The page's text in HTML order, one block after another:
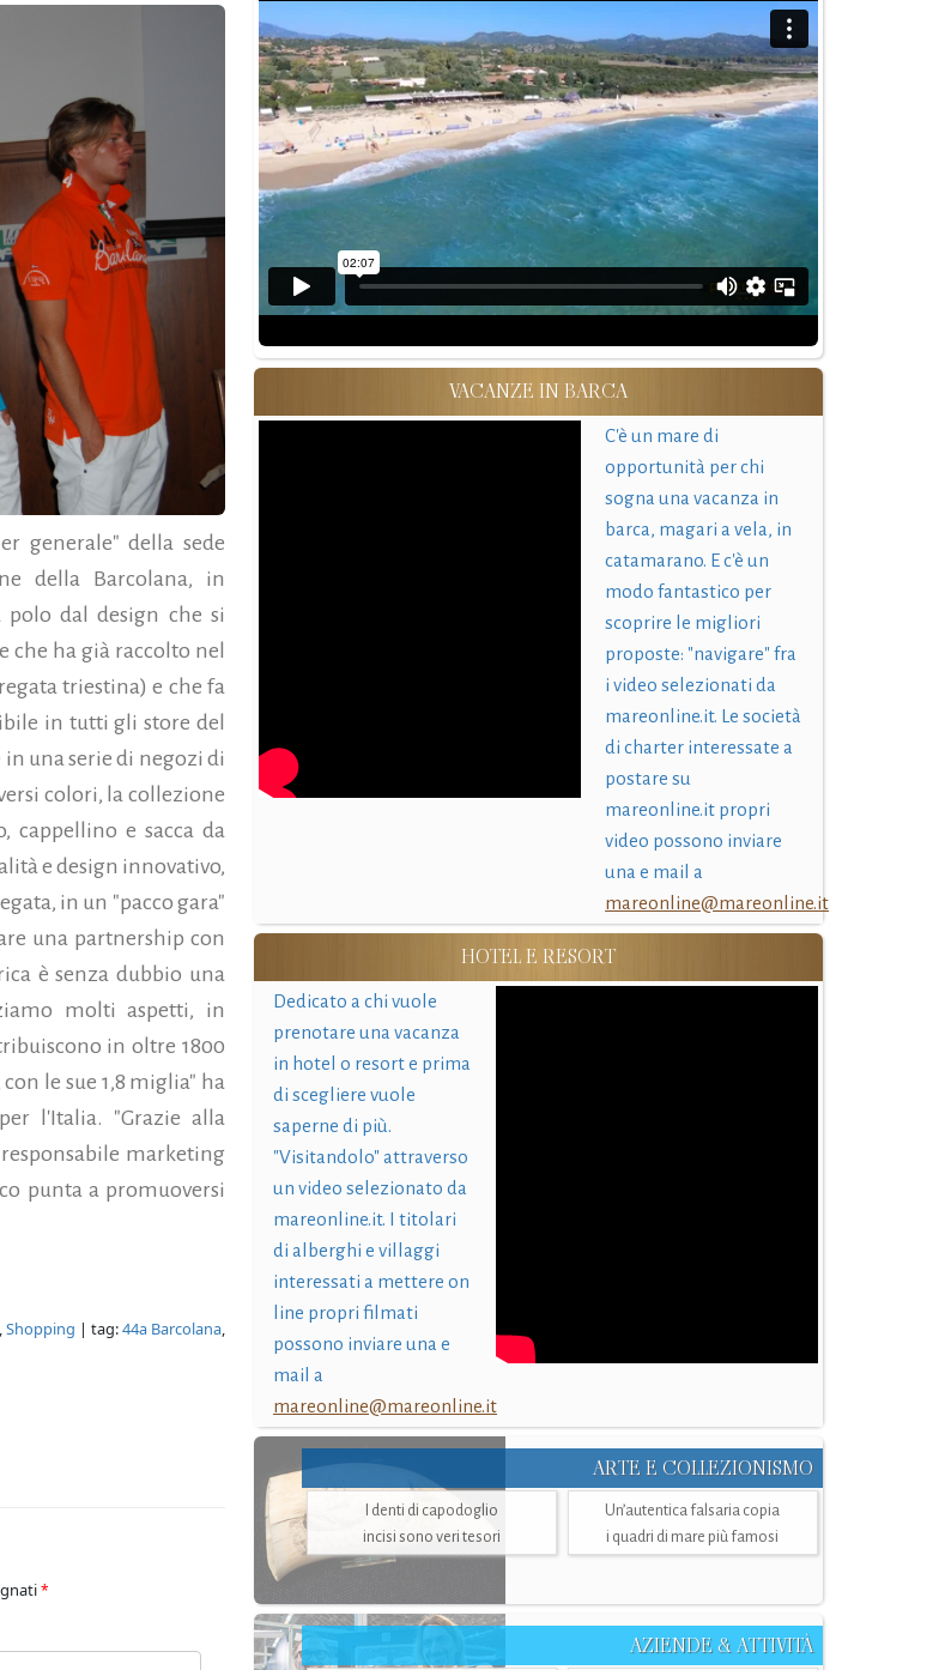
generale" della sede
della Barcolana, in
dal design che si
ha già raccolto nel
triestina) e che fa
in tutti gli store del
una serie di negozi di
colori, la collezione
cappellino e sacca da
e design innovativo,
in un "pacco gara"
una partnership con
è senza dubbio una
molti aspetti, in
in oltre 1800
le sue 1,8 miglia" ha
l'Italia. "Grazie alla
marketing
punta a promuoversi
,Shopping | tag:44a Barcolana,
*
VACANZE IN BARCA
C'è un mare di
opportunità per chi
sogna una vacanza in
barca, magari a vela, in
catamarano. E c'è un
modo fantastico per
scoprire le migliori
proposte: "navigare" fra
i video selezionati da
mareonline.it. Le società
di charter interessate a
postare su
mareonline.it propri
video possono inviare
una e mail a
mareonline@mareonline.it
HOTEL E RESORT
Dedicato a chi vuole
prenotare una vacanza
in hotel o resort e prima
di scegliere vuole
saperne di più.
"Visitandolo" attraverso
un video selezionato da
mareonline.it. I titolari
di alberghi e villaggi
interessati a mettere on
line propri filmati
possono inviare una e
mail a
mareonline@mareonline.it
ARTE E COLLEZIONISMO
I denti di capodoglio
incisi sono veri tesori
Un’autentica falsaria copia
i quadri di mare più famosi
AZIENDE & ATTIVITÀ